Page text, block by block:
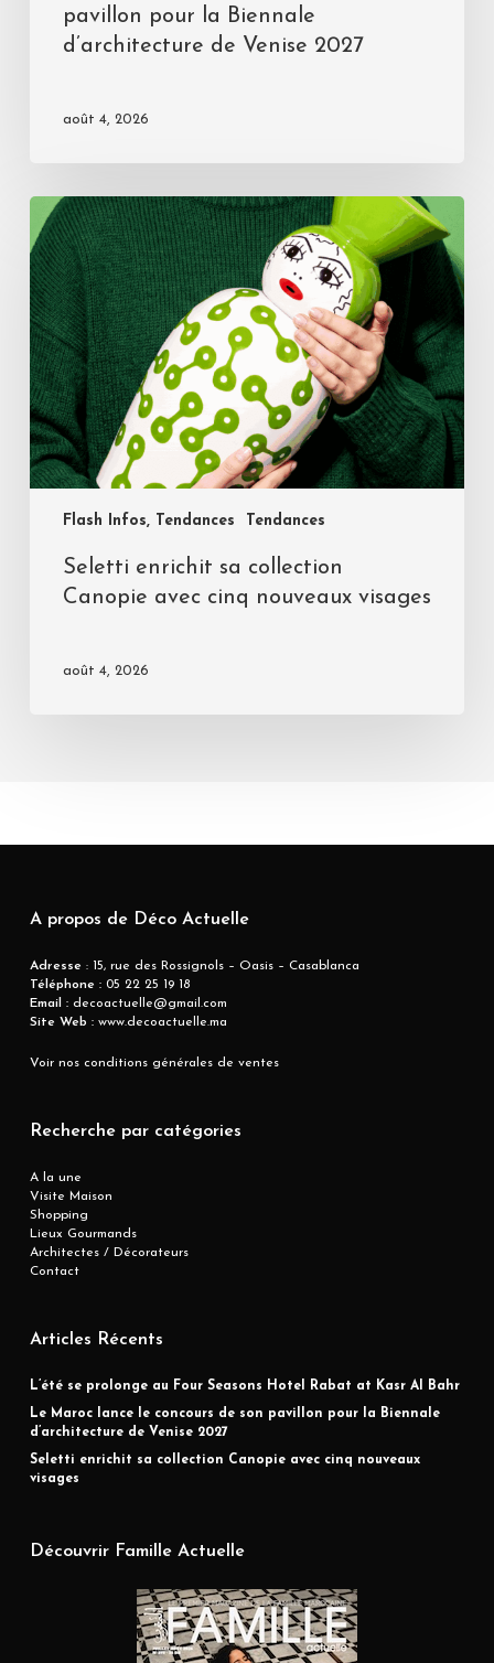
pavillon pour la Biennale
d’architecture de Venise 2027
août 4, 2026
Flash Infos, Tendances Tendances
Seletti enrichit sa collection
Canopie avec cinq nouveaux visages
août 4, 2026
A propos de Déco Actuelle
Adresse : 15, rue des Rossignols – Oasis – Casablanca
Téléphone :05 22 25 19 18
Email :decoactuelle@gmail.com
Site Web :www.decoactuelle.ma
Voir nos conditions générales de ventes
Recherche par catégories
A la une
Visite Maison
Shopping
Lieux Gourmands
Architectes / Décorateurs
Contact
Articles Récents
L’été se prolonge au Four Seasons Hotel Rabat at Kasr Al Bahr
Le Maroc lance le concours de son pavillon pour la Biennale
d’architecture de Venise 2027
Seletti enrichit sa collection Canopie avec cinq nouveaux
visages
Découvrir Famille Actuelle